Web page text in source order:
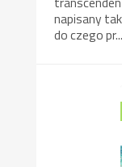
napisany
do czego pr...